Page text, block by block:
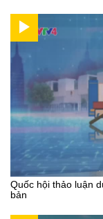
Quốc hội thảo luận
bản